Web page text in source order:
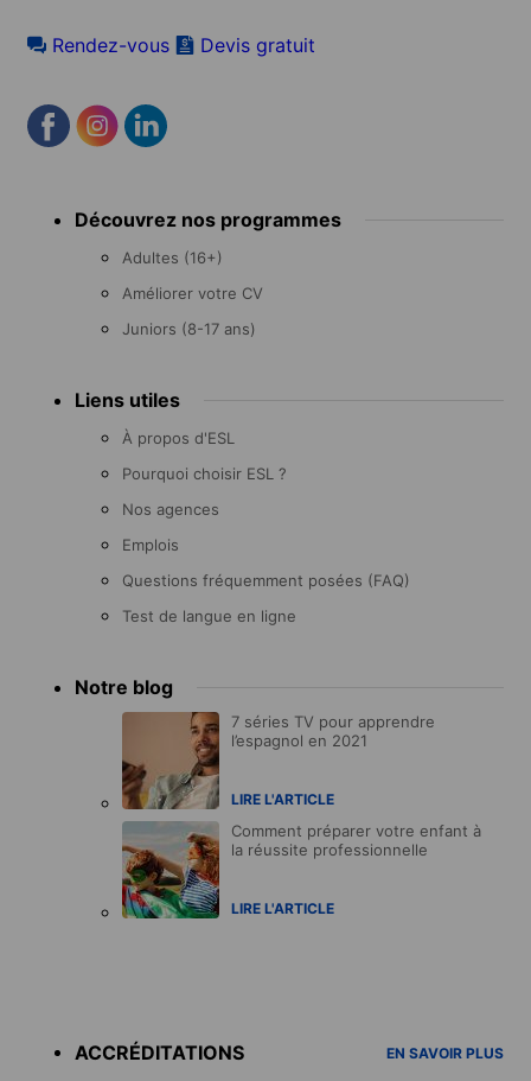
Rendez-vous Devis gratuit
menu Découvrez nos programmes
Adultes (16+)
Améliorer votre CV
Juniors (8-17 ans)
Liens utiles
À propos d'ESL
Pourquoi choisir ESL ?
Nos agences
Emplois
Questions fréquemment posées (FAQ)
Test de langue en ligne
Notre blog
7 séries TV pour apprendre
l’espagnol en 2021
LIRE L'ARTICLE
Comment préparer votre enfant à
la réussite professionnelle
LIRE L'ARTICLE
ACCRÉDITATIONS
EN SAVOIR PLUS